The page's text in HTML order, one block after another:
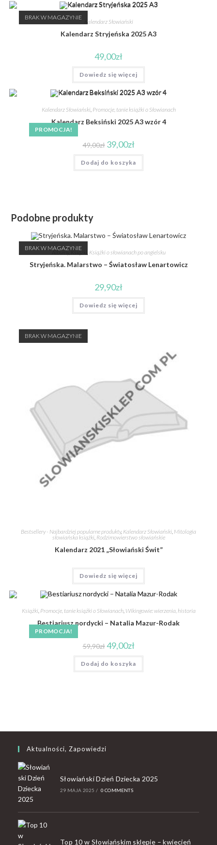
BRAK W MAGAZYNIE
Kalendarz Słowiański
Kalendarz Stryjeńska 2025 A3
49,00zł
Dowiedz się więcej
PROMOCJA!
Kalendarz Słowiański, Promocje, tanie książki o Słowianach
Kalendarz Beksiński 2025 A3 wzór 4
49,00zł 39,00zł
Dodaj do koszyka
Podobne produkty
BRAK W MAGAZYNIE
Albumy, Książki Książki o słowianach po angielsku
Stryjeńska. Malarstwo – Światosław Lenartowicz
29,90zł
Dowiedz się więcej
BRAK W MAGAZYNIE
Bestsellery - Najbardziej popularne produkty, Kalendarz Słowiański, Mitologia
słowiańska książki, Rodzimowierstwo słowiańskie
Kalendarz 2021 „Słowiański Świt”
Dowiedz się więcej
PROMOCJA!
Książki, Promocje, tanie książki o Słowianach, Wikingowie: wierzenia, historia
Bestiariusz nordycki – Natalia Mazur-Rodak
59,90zł 49,00zł
Dodaj do koszyka
Aktualności, Zapowiedzi
Słowiański Dzień Dziecka 2025
29 MAJA 2025 / 0 COMMENTS
Top 10 w Słowiańskim sklepie – kwiecień